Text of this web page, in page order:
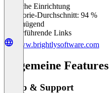
Einfache Einrichtung
Kategorie-Durchschnitt: 94 %
Ungenügend
Weiterführende Links
www.brightlysoftware.com
Allgemeine Features
Setup & Support